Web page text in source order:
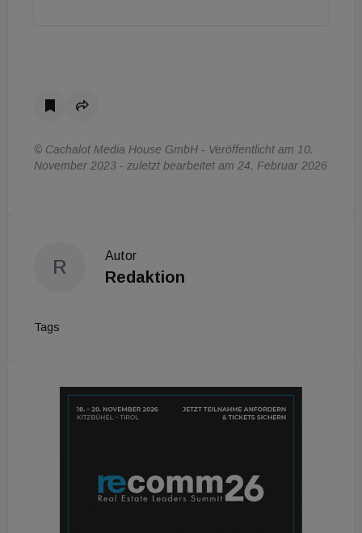
© Cachalot Media House GmbH - Veröffentlicht am 10.
November 2023 - zuletzt bearbeitet am 24. Februar 2026
R
Autor
Redaktion
Tags